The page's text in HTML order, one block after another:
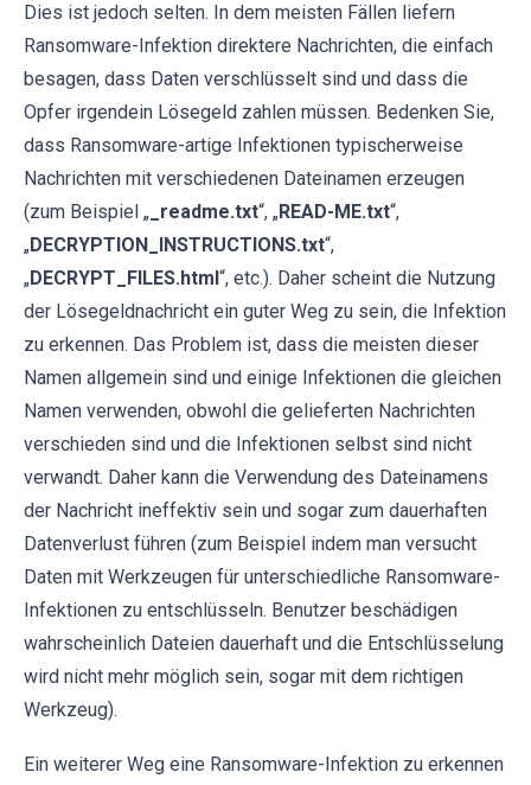
Dies ist jedoch selten. In dem meisten Fällen liefern
Ransomware-Infektion direktere Nachrichten, die einfach
besagen, dass Daten verschlüsselt sind und dass die
Opfer irgendein Lösegeld zahlen müssen. Bedenken Sie,
dass Ransomware-artige Infektionen typischerweise
Nachrichten mit verschiedenen Dateinamen erzeugen
(zum Beispiel „ _readme.txt“, „READ-ME.txt“,
„DECRYPTION_INSTRUCTIONS.txt“,
„DECRYPT_FILES.html “, etc.). Daher scheint die Nutzung
der Lösegeldnachricht ein guter Weg zu sein, die Infektion
zu erkennen. Das Problem ist, dass die meisten dieser
Namen allgemein sind und einige Infektionen die gleichen
Namen verwenden, obwohl die gelieferten Nachrichten
verschieden sind und die Infektionen selbst sind nicht
verwandt. Daher kann die Verwendung des Dateinamens
der Nachricht ineffektiv sein und sogar zum dauerhaften
Datenverlust führen (zum Beispiel indem man versucht
Daten mit Werkzeugen für unterschiedliche Ransomware-
Infektionen zu entschlüsseln. Benutzer beschädigen
wahrscheinlich Dateien dauerhaft und die Entschlüsselung
wird nicht mehr möglich sein, sogar mit dem richtigen
Werkzeug).
Ein weiterer Weg eine Ransomware-Infektion zu erkennen